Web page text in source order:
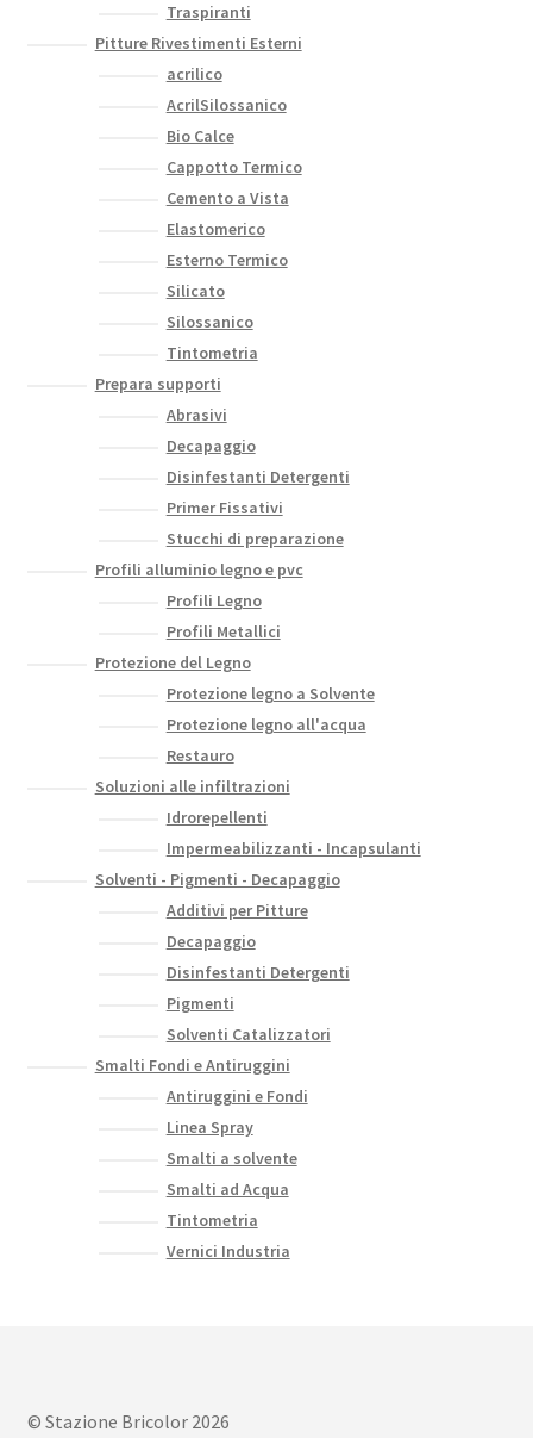
Traspiranti
Pitture Rivestimenti Esterni
acrilico
AcrilSilossanico
Bio Calce
Cappotto Termico
Cemento a Vista
Elastomerico
Esterno Termico
Silicato
Silossanico
Tintometria
Prepara supporti
Abrasivi
Decapaggio
Disinfestanti Detergenti
Primer Fissativi
Stucchi di preparazione
Profili alluminio legno e pvc
Profili Legno
Profili Metallici
Protezione del Legno
Protezione legno a Solvente
Protezione legno all'acqua
Restauro
Soluzioni alle infiltrazioni
Idrorepellenti
Impermeabilizzanti - Incapsulanti
Solventi - Pigmenti - Decapaggio
Additivi per Pitture
Decapaggio
Disinfestanti Detergenti
Pigmenti
Solventi Catalizzatori
Smalti Fondi e Antiruggini
Antiruggini e Fondi
Linea Spray
Smalti a solvente
Smalti ad Acqua
Tintometria
Vernici Industria
© Stazione Bricolor 2026